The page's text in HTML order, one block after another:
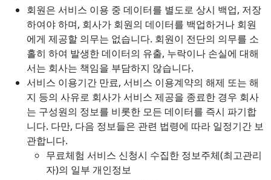
회원은 서비스 이용 중 데이터를 별도로 상시 백업, 저장
하여야 하며, 회사가 회원의 데이터를 백업하거나 회원
에게 제공할 의무는 없습니다. 회원이 전단의 의무를 소
홀히 하여 발생한 데이터의 유출, 누락이나 손실에 대해
서는 회사는 책임을 부담하지 않습니다.
서비스 이용기간 만료, 서비스 이용계약의 해제 또는 해
지 등의 사유로 회사가 서비스 제공을 종료한 경우 회사
는 구성원의 정보를 비롯한 모든 데이터를 즉시 파기합
니다. 다만, 다음 정보들은 관련 법령에 따라 일정기간 보
관합니다.
무료체험 서비스 신청시 수집한 정보주체(최고관리
자)의 일부 개인정보